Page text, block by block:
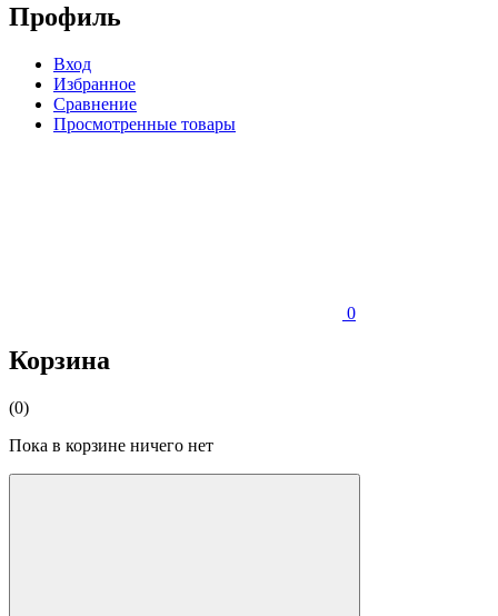
Профиль
Вход
Избранное
Сравнение
Просмотренные товары
0
Корзина
(0)
Пока в корзине ничего нет